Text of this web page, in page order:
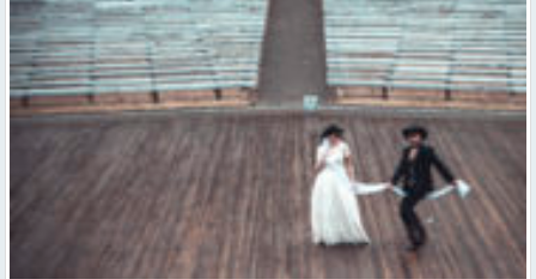
Valmiera gatava teātra svētkiem – sākas Valmieras vasaras teātra
festivāla nedēļa